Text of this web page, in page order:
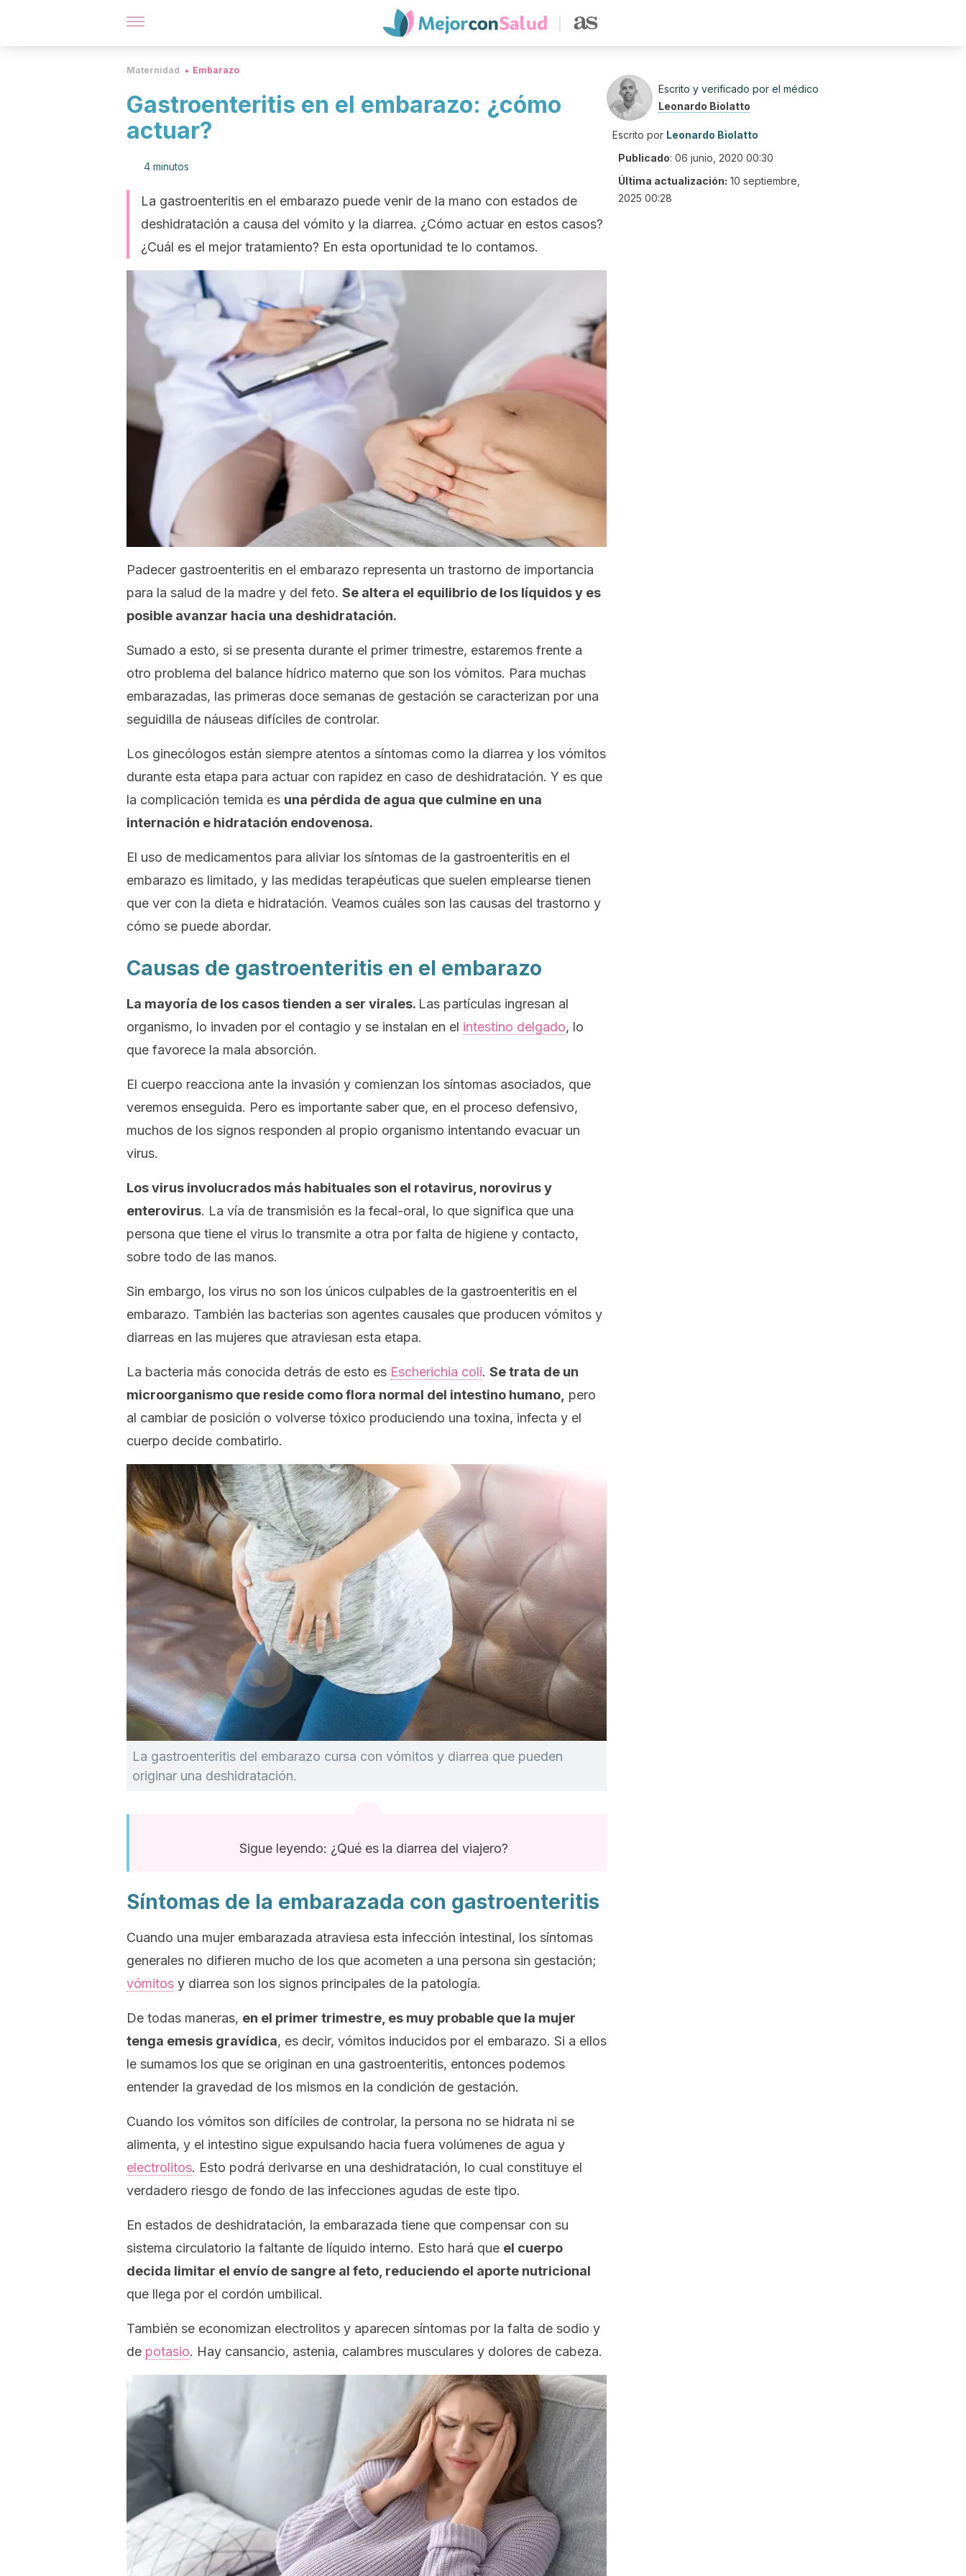
Maternidad Embarazo
Gastroenteritis en el embarazo: ¿cómo
actuar?
4 minutos
La gastroenteritis en el embarazo puede venir de la mano con estados de
deshidratación a causa del vómito y la diarrea. ¿Cómo actuar en estos casos?
¿Cuál es el mejor tratamiento? En esta oportunidad te lo contamos.
Padecer gastroenteritis en el embarazo representa un trastorno de importancia
para la salud de la madre y del feto. Se altera el equilibrio de los líquidos y es
posible avanzar hacia una deshidratación.
Sumado a esto, si se presenta durante el primer trimestre, estaremos frente a
otro problema del balance hídrico materno que son los vómitos. Para muchas
embarazadas, las primeras doce semanas de gestación se caracterizan por una
seguidilla de náuseas difíciles de controlar.
Los ginecólogos están siempre atentos a síntomas como la diarrea y los vómitos
durante esta etapa para actuar con rapidez en caso de deshidratación. Y es que
la complicación temida es una pérdida de agua que culmine en una
internación e hidratación endovenosa.
El uso de medicamentos para aliviar los síntomas de la gastroenteritis en el
embarazo es limitado, y las medidas terapéuticas que suelen emplearse tienen
que ver con la dieta e hidratación. Veamos cuáles son las causas del trastorno y
cómo se puede abordar.
Causas de gastroenteritis en el embarazo
La mayoría de los casos tienden a ser virales. Las partículas ingresan al
organismo, lo invaden por el contagio y se instalan en el intestino delgado, lo
que favorece la mala absorción.
El cuerpo reacciona ante la invasión y comienzan los síntomas asociados, que
veremos enseguida. Pero es importante saber que, en el proceso defensivo,
muchos de los signos responden al propio organismo intentando evacuar un
virus.
Los virus involucrados más habituales son el rotavirus, norovirus y
enterovirus. La vía de transmisión es la fecal-oral, lo que significa que una
persona que tiene el virus lo transmite a otra por falta de higiene y contacto,
sobre todo de las manos.
Sin embargo, los virus no son los únicos culpables de la gastroenteritis en el
embarazo. También las bacterias son agentes causales que producen vómitos y
diarreas en las mujeres que atraviesan esta etapa.
La bacteria más conocida detrás de esto es Escherichia coli. Se trata de un
microorganismo que reside como flora normal del intestino humano, pero
al cambiar de posición o volverse tóxico produciendo una toxina, infecta y el
cuerpo decide combatirlo.
La gastroenteritis del embarazo cursa con vómitos y diarrea que pueden
originar una deshidratación.
Sigue leyendo: ¿Qué es la diarrea del viajero?
Síntomas de la embarazada con gastroenteritis
Cuando una mujer embarazada atraviesa esta infección intestinal, los síntomas
generales no difieren mucho de los que acometen a una persona sin gestación;
vómitos y diarrea son los signos principales de la patología.
De todas maneras, en el primer trimestre, es muy probable que la mujer
tenga emesis gravídica, es decir, vómitos inducidos por el embarazo. Si a ellos
le sumamos los que se originan en una gastroenteritis, entonces podemos
entender la gravedad de los mismos en la condición de gestación.
Cuando los vómitos son difíciles de controlar, la persona no se hidrata ni se
alimenta, y el intestino sigue expulsando hacia fuera volúmenes de agua y
electrolitos. Esto podrá derivarse en una deshidratación, lo cual constituye el
verdadero riesgo de fondo de las infecciones agudas de este tipo.
En estados de deshidratación, la embarazada tiene que compensar con su
sistema circulatorio la faltante de líquido interno. Esto hará que el cuerpo
decida limitar el envío de sangre al feto, reduciendo el aporte nutricional
que llega por el cordón umbilical.
También se economizan electrolitos y aparecen síntomas por la falta de sodio y
de potasio. Hay cansancio, astenia, calambres musculares y dolores de cabeza.
Escrito y verificado por el médico
Leonardo Biolatto
Escrito por Leonardo Biolatto
Publicado: 06 junio, 2020 00:30
Última actualización: 10 septiembre,
2025 00:28